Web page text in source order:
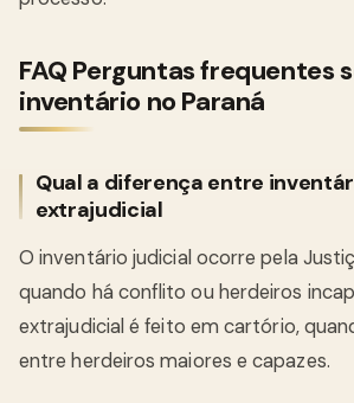
FAQ Perguntas frequentes
inventário no Paraná
Qual a diferença entre
extrajudicial
O inventário judicial ocorre pela
quando há conflito ou herdeiros
extrajudicial é feito em cartório,
entre herdeiros maiores e capazes.